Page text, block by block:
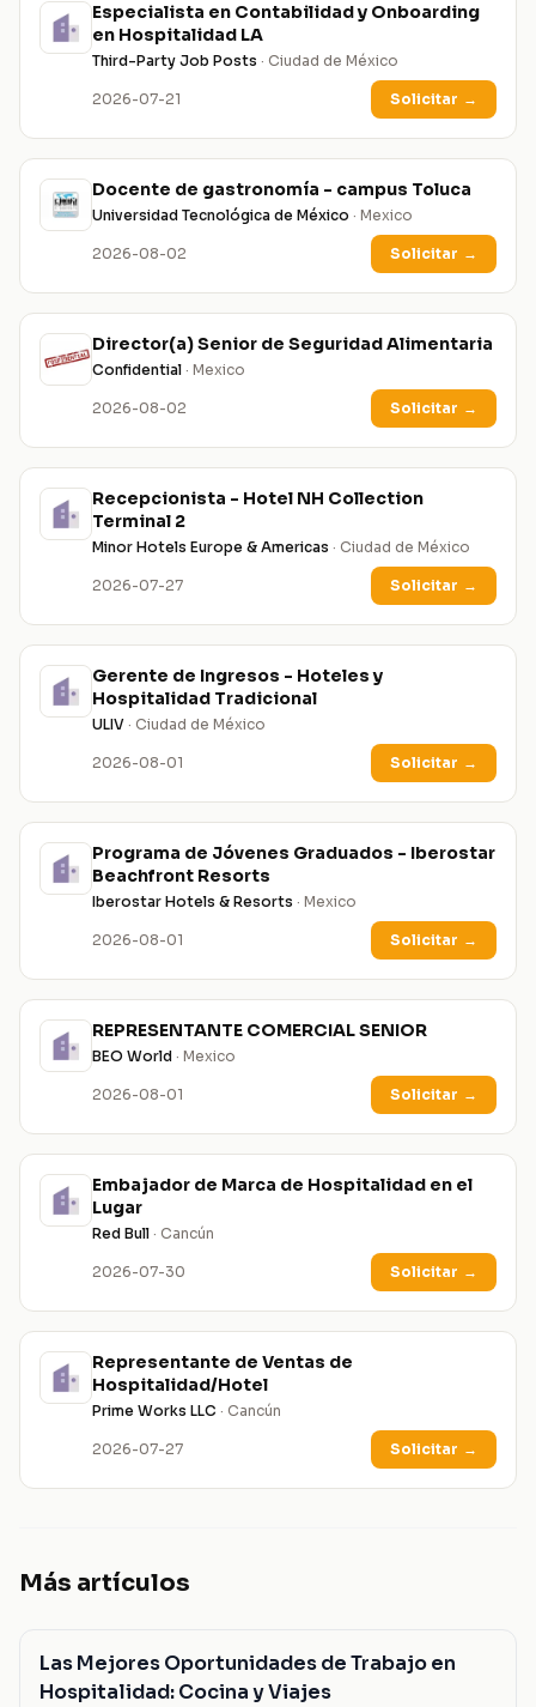
Especialista en Contabilidad y Onboarding
en Hospitalidad LA
Third-Party Job Posts · Ciudad de México
2026-07-21 Solicitar →
Docente de gastronomía - campus Toluca
Universidad Tecnológica de México · Mexico
2026-08-02 Solicitar →
Director(a) Senior de Seguridad Alimentaria
Confidential · Mexico
2026-08-02 Solicitar →
Recepcionista - Hotel NH Collection
Terminal 2
Minor Hotels Europe & Americas · Ciudad de México
2026-07-27 Solicitar →
Gerente de Ingresos - Hoteles y
Hospitalidad Tradicional
ULIV · Ciudad de México
2026-08-01 Solicitar →
Programa de Jóvenes Graduados - Iberostar
Beachfront Resorts
Iberostar Hotels & Resorts · Mexico
2026-08-01 Solicitar →
REPRESENTANTE COMERCIAL SENIOR
BEO World · Mexico
2026-08-01 Solicitar →
Embajador de Marca de Hospitalidad en el
Lugar
Red Bull · Cancún
2026-07-30 Solicitar →
Representante de Ventas de
Hospitalidad/Hotel
Prime Works LLC · Cancún
2026-07-27 Solicitar →
Más artículos
Las Mejores Oportunidades de Trabajo en
Hospitalidad: Cocina y Viajes